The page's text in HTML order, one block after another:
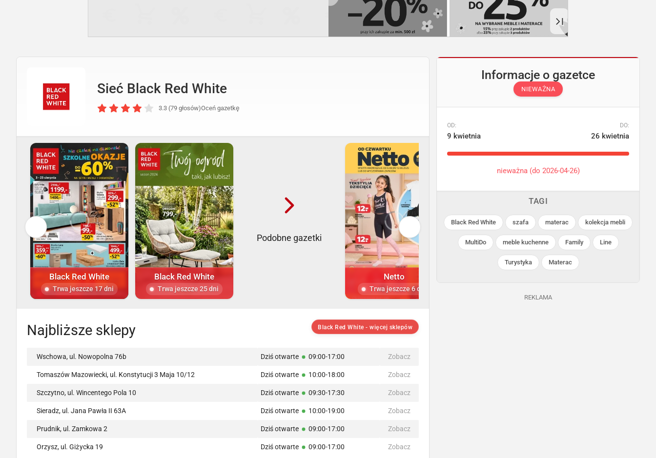
Sieć Black Red White
3.3 (79 głosów)Oceń gazetkę
Black Red White
Trwa jeszcze 17 dni
Black Red White
Trwa jeszcze 25 dni
Podobne gazetki
Netto
Trwa jeszcze 6 dni
Najbliższe sklepy Black Red White - więcej sklepów
Wschowa, ul. Nowopolna 76b Dziś otwarte 09:00-17:00 Zobacz
Tomaszów Mazowiecki, ul. Konstytucji 3 Maja 10/12 Dziś otwarte 10:00-18:00 Zobacz
Szczytno, ul. Wincentego Pola 10 Dziś otwarte 09:30-17:30 Zobacz
Sieradz, ul. Jana Pawła II 63A Dziś otwarte 10:00-19:00 Zobacz
Prudnik, ul. Zamkowa 2 Dziś otwarte 09:00-17:00 Zobacz
Orzysz, ul. Giżycka 19 Dziś otwarte 09:00-17:00 Zobacz
Informacje o gazetce
NIEWAŻNA
OD:
9 kwietnia
DO:
26 kwietnia
nieważna (do 2026-04-26)
TAGI
Black Red White szafa materac kolekcja mebli
MultiDo meble kuchenne Family Line
Turystyka Materac
REKLAMA